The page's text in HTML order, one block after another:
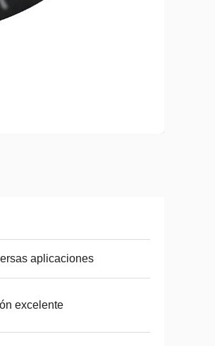
aplicaciones
excelente